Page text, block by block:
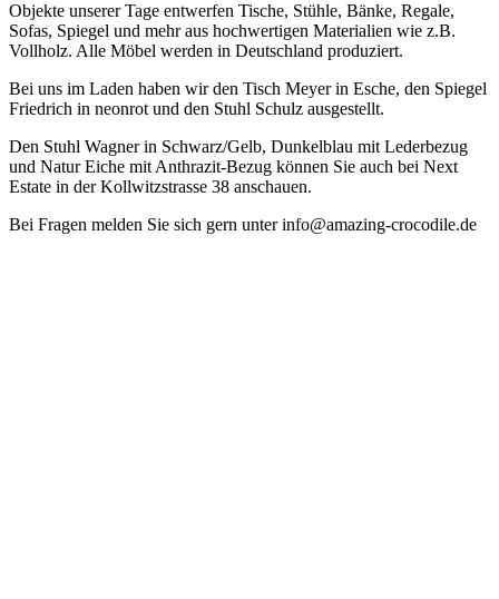
Objekte unserer Tage entwerfen Tische, Stühle, Bänke, Regale,
Sofas, Spiegel und mehr aus hochwertigen Materialien wie z.B.
Vollholz. Alle Möbel werden in Deutschland produziert.
Bei uns im Laden haben wir den Tisch Meyer in Esche, den Spiegel
Friedrich in neonrot und den Stuhl Schulz ausgestellt.
Den Stuhl Wagner in Schwarz/Gelb, Dunkelblau mit Lederbezug
und Natur Eiche mit Anthrazit-Bezug können Sie auch bei Next
Estate in der Kollwitzstrasse 38 anschauen.
Bei Fragen melden Sie sich gern unter info@amazing-crocodile.de